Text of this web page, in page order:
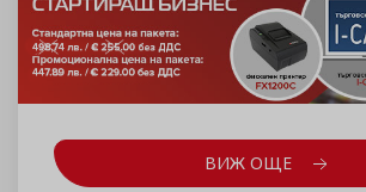
ВИЖ ОЩЕ